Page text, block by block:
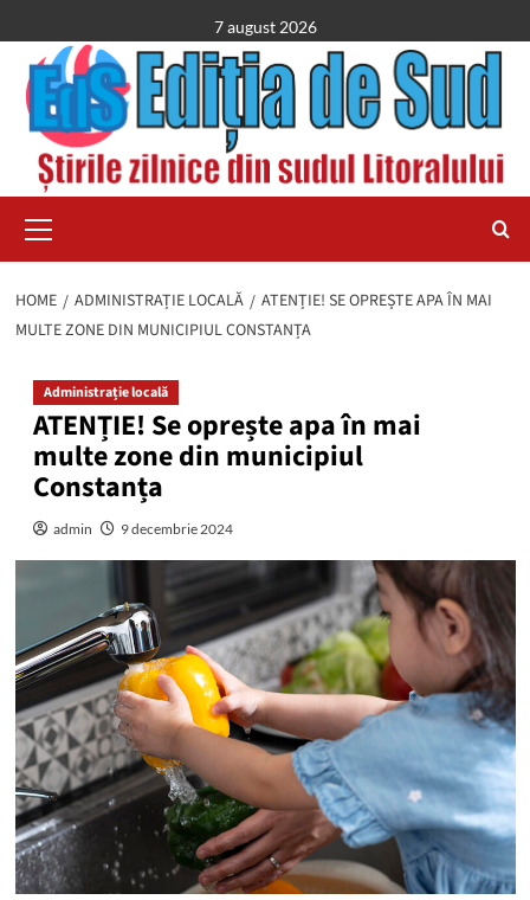
to
content
7 august 2026
Menu
HOME ADMINISTRAȚIE LOCALĂ
ATENȚIE! SE OPREȘTE APA ÎN MAI
MULTE ZONE DIN MUNICIPIUL CONSTANȚA
Administrație locală
ATENȚIE! Se oprește apa în mai
multe zone din municipiul
Constanța
admin 9 decembrie 2024